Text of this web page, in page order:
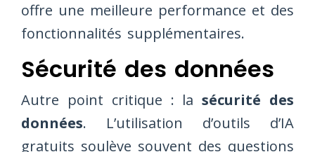
offre une meilleure performance et des
fonctionnalités supplémentaires.
Sécurité des données
Autre point critique : lasécurité des
données. L’utilisation d’outils d’IA
gratuits soulève souvent des questions